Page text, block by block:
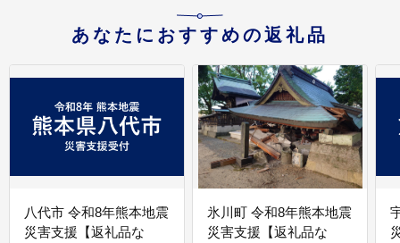
あなたにおすすめの返礼品
八代市 令和8年熊本地震
災害支援【返礼品な
氷川町 令和8年熊本地震
災害支援【返礼品な